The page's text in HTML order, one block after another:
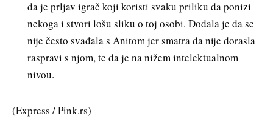
da je prljav igrač koji koristi svaku priliku da ponizi
nekoga i stvori lošu sliku o toj osobi. Dodala je da se
nije često svađala s Anitom jer smatra da nije dorasla
raspravi s njom, te da je na nižem intelektualnom
nivou.
(Express / Pink.rs)